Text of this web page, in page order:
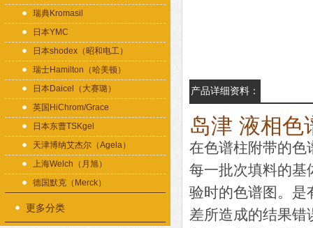
瑞典Kromasil
日本YMC
日本shodex（昭和电工）
瑞士Hamilton（哈美顿）
日本Daicel（大赛璐）
英国HiChrom/Grace
日本东曹TSKgel
天津博纳艾杰尔（Agela）
上海Welch（月旭）
德国默克（Merck）
更多分类
产品详细资料：
岛津 液相色
在色谱柱附带的色
每一批次填料的基
验时的色谱图。是
差所造成的结果错